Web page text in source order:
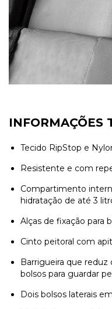
INFORMAÇÕES
Tecido RipStop e
Resistente e com
Compartimento
hidratação de até 3
Alças de fixação para
Cinto peitoral com
Barrigueira que
bolsos para guardar
Dois bolsos laterais